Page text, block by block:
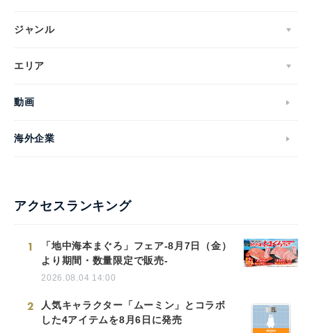
ジャンル
エリア
動画
海外企業
アクセスランキング
1
「地中海本まぐろ」フェア-8月7日（金）
より期間・数量限定で販売-
2026.08.04 14:00
2
人気キャラクター「ムーミン」とコラボ
した4アイテムを8月6日に発売